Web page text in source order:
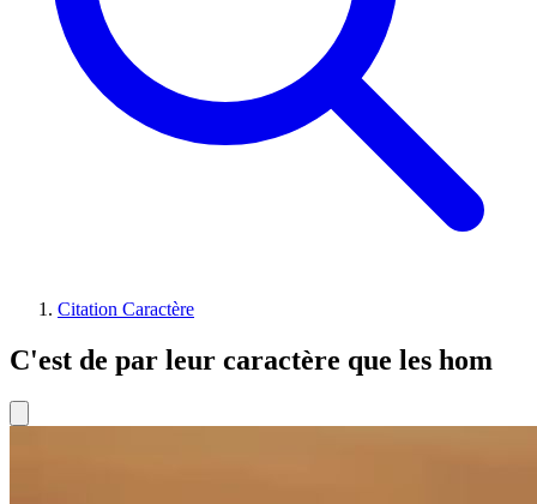
Citation Caractère
C'est de par leur caractère que les hom